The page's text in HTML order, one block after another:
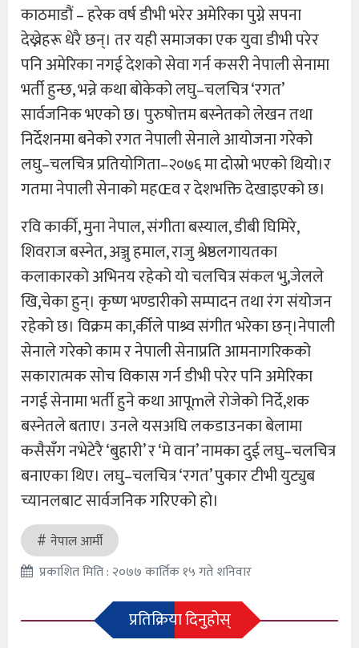
काठमाडौं – हरेक वर्ष डीभी भरेर अमेरिका पुग्ने सपना
देख्नेहरू धेरै छन्। तर यही समाजका एक युवा डीभी परेर
पनि अमेरिका नगई देशको सेवा गर्न कसरी नेपाली सेनामा
भर्ती हुन्छ, भन्ने कथा बोकेको लघु–चलचित्र ‘रगत’
सार्वजनिक भएको छ। पुरुषोत्तम बस्नेतको लेखन तथा
निर्देशनमा बनेको रगत नेपाली सेनाले आयोजना गरेको
लघु–चलचित्र प्रतियोगिता–२०७६ मा दोस्रो भएको थियो।र
गतमा नेपाली सेनाको महŒव र देशभक्ति देखाइएको छ।
रवि कार्की, मुना नेपाल, संगीता बस्याल, डीबी घिमिरे,
शिवराज बस्नेत, अञ्जु हमाल, राजु श्रेष्ठलगायतका
कलाकारको अभिनय रहेको यो चलचित्र संकल भु,जेलले
खि,चेका हुन्। कृष्ण भण्डारीको सम्पादन तथा रंग संयोजन
रहेको छ। विक्रम का,र्कीले पाश्र्व संगीत भरेका छन्।नेपाली
सेनाले गरेको काम र नेपाली सेनाप्रति आमनागरिकको
सकारात्मक सोच विकास गर्न डीभी परेर पनि अमेरिका
नगई सेनामा भर्ती हुने कथा आपूmले रोजेको निर्दे,शक
बस्नेतले बताए। उनले यसअघि लकडाउनका बेलामा
कसैसँग नभेटेरै ‘बुहारी’ र ‘मे वान’ नामका दुई लघु–चलचित्र
बनाएका थिए। लघु–चलचित्र ‘रगत’ पुकार टीभी युट्युब
च्यानलबाट सार्वजनिक गरिएको हो।
नेपाल आर्मी
प्रकाशित मिति : २०७७ कार्तिक १५ गते शनिवार
प्रतिक्रिया दिनुहोस्